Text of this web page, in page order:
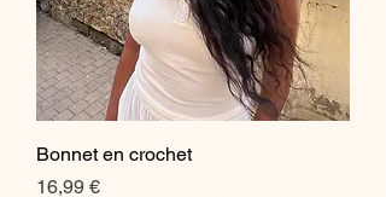
Bonnet en crochet
Prix
16,99 €